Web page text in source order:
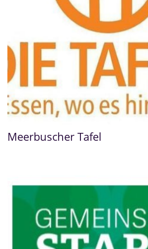
Meerbuscher Tafel